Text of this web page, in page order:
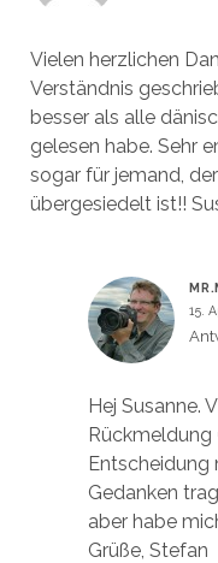
Vielen herzlichen
Verständnis
besser als alle
gelesen habe. Sehr
sogar für jemand,
übergesiedelt ist!!
15.
Hej Susanne.
Rückmeldung
Entscheidung
Gedanken
aber habe
Grüße, Stefan